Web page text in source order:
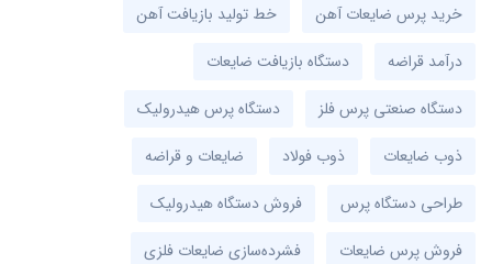
خرید پرس ضایعات آهن
خط تولید بازیافت آهن
درآمد قراضه
دستگاه بازیافت ضایعات
دستگاه صنعتی پرس فلز
دستگاه پرس هیدرولیک
ذوب ضایعات
ذوب فولاد
ضایعات و قراضه
طراحی دستگاه پرس
فروش دستگاه هیدرولیک
فروش پرس ضایعات
فشرده‌سازی ضایعات فلزی